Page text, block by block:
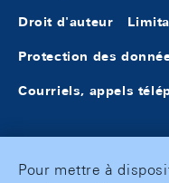
Droit d'auteur
Protection des
Courriels, appels
Pour mettre à